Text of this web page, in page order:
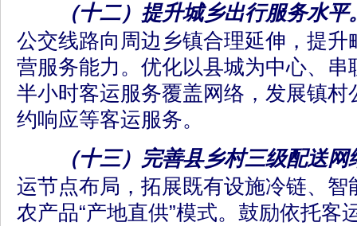
（十二）提升城乡出行服务水平
公交线路向周边乡镇合理延伸，提升
营服务能力。优化以县城为中心、串
半小时客运服务覆盖网络，发展镇村
约响应等客运服务。
（十三）完善县乡村三级配送网
运节点布局，拓展既有设施冷链、智
农产品“产地直供”模式。鼓励依托客